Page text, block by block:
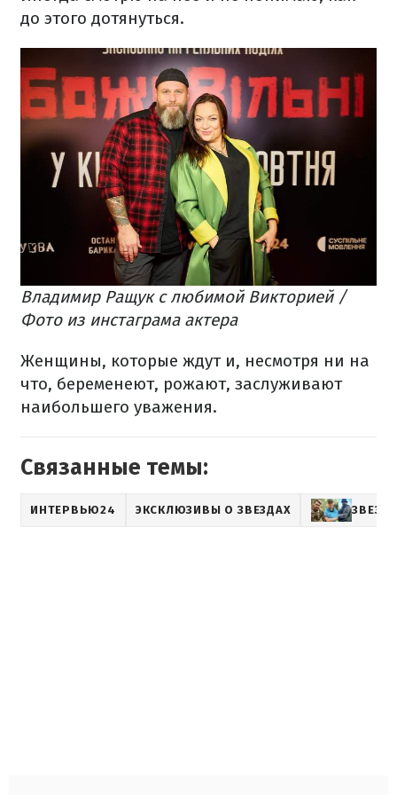
до этого дотянуться.
Владимир Ращук с любимой Викторией /
Фото из инстаграма актера
Женщины, которые ждут и, несмотря ни на
что, беременеют, рожают, заслуживают
наибольшего уважения.
Связанные темы:
ИНТЕРВЬЮ24 ЭКСКЛЮЗИВЫ О ЗВЕЗДАХ